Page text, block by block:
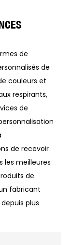
de
de
couleurs et
respirants,
de
de recevoir
les meilleures
de
fabricant
plus